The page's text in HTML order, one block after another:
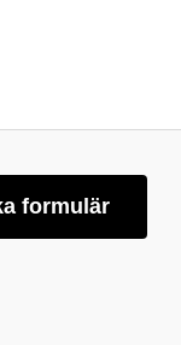
formulär